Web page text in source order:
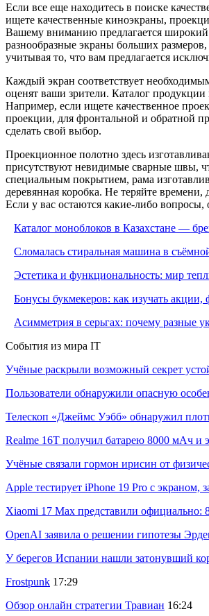
Если все еще находитесь в поиске
ищете качественные киноэкраны,
Вашему вниманию предлагается широкий
разнообразные экраны больших
учитывая то, что вам предлагается
Каждый экран соответствует
оценят ваши зрители. Каталог
Например, если ищете качественное
проекции, для фронтальной и обратной
сделать свой выбор.
Проекционное полотно здесь
присутствуют невидимые сварные швы,
специальным покрытием, рама
деревянная коробка. Не теряйте
Если у вас остаются какие-либо
Каталог моноблоков в Казахстане —
Сломалась стиральная машина в
Эстетика и функциональность: мир
Бонусы букмекеров: как изучать
Асимметрия в серьгах: почему разные
События из мира IT
Учёные раскрыли возможный секрет
Пользователи обнаружили опасную
Телескоп «Джеймс Уэбб» обнаружил
Realme 16T получил батарею 8000 мАч и
Учёные связали гормон ирисин от
Apple тестирует iPhone 19 Pro с
Xiaomi 17 Max представили
OpenAI заявила о решении гипотезы
У берегов Испании нашли затонувший
Frostpunk 17:29
Обзор онлайн стратегии Травиан 16:24